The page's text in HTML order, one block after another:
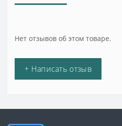
Нет отзывов об этом товаре.
+ Написать отзыв